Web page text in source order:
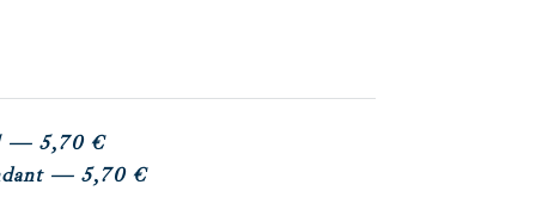
— 5,70 €
— 5,70 €